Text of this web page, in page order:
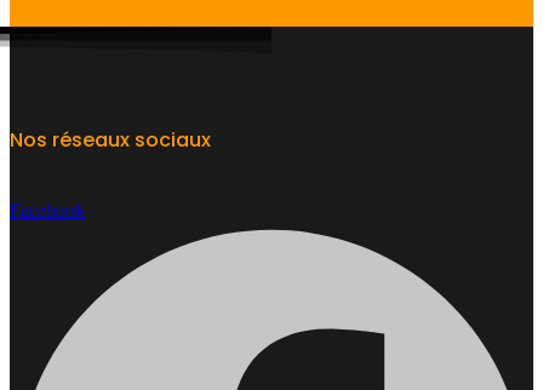
Nos réseaux sociaux
Facebook